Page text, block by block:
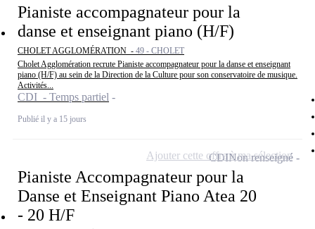
Pianiste accompagnateur pour la
danse et enseignant piano (H/F)
CHOLET AGGLOMÉRATION - 49 - CHOLET
Cholet Agglomération recrute Pianiste accompagnateur pour la danse et enseignant
piano (H/F) au sein de la Direction de la Culture pour son conservatoire de musique.
Activités...
CDI - Temps partiel
Publié il y a 15 jours
Pianiste Accompagnateur pour la
Danse et Enseignant Piano Atea 20
- 20 H/F
CDINon renseigné
Ajouter cette offre à ma sélection